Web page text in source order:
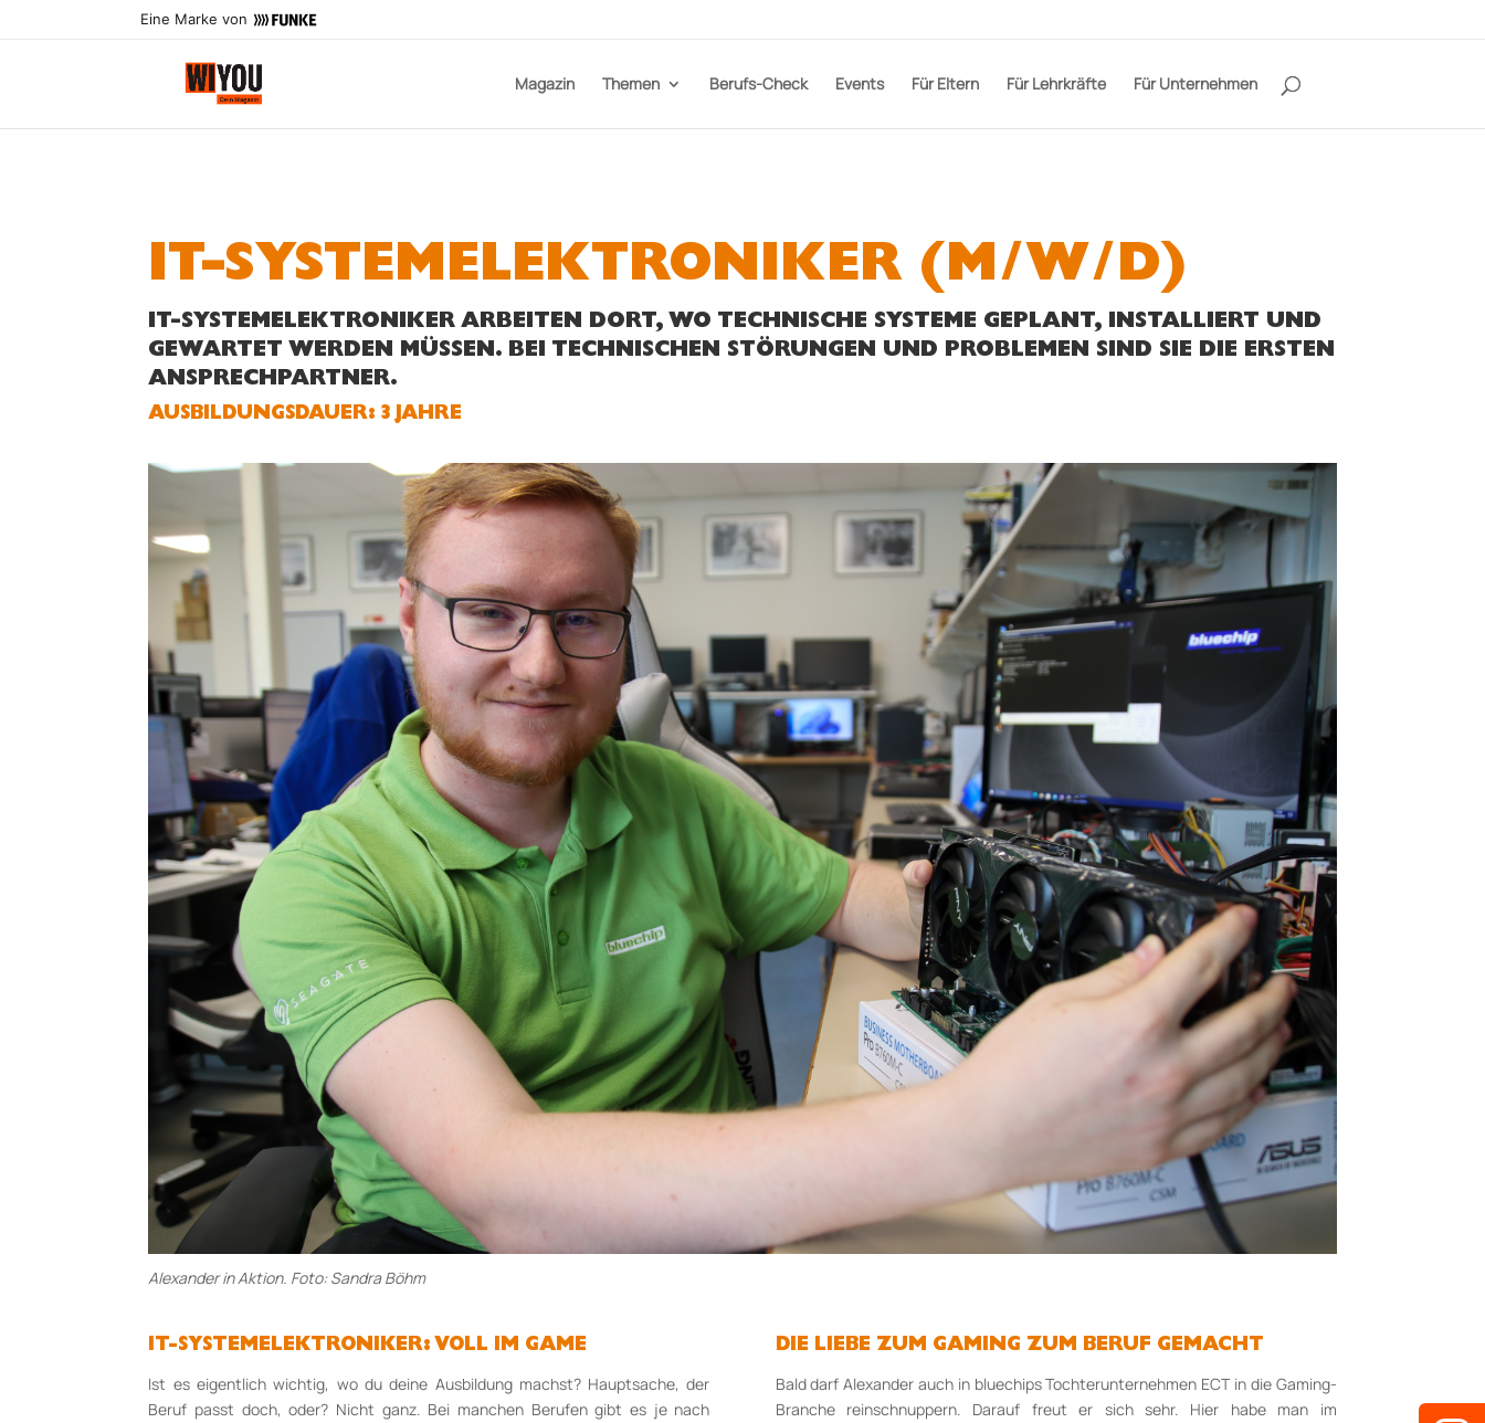
Eine Marke von
Magazin Themen Berufs-Check Events Für Eltern Für Lehrkräfte Für Unternehmen
IT-SYSTEMELEKTRONIKER (M/W/D)
IT-­SYSTEMELEKTRONIKER ARBEITEN DORT, WO TECHNISCHE SYSTEME GEPLANT, INSTALLIERT UND
GEWARTET WERDEN MÜSSEN. BEI TECHNISCHEN STÖRUNGEN UND PROBLEMEN SIND SIE DIE ERSTEN
ANSPRECHPARTNER.
AUS­BILDUNGS­DAUER: 3 JAHRE
Alexander in Aktion. Foto: Sandra Böhm
IT-SYSTEMELEKTRONIKER: VOLL IM GAME
Ist es eigentlich wichtig, wo du deine Ausbildung machst? Hauptsache, der
Beruf passt doch, oder? Nicht ganz. Bei manchen Berufen gibt es je nach
DIE LIEBE ZUM GAMING ZUM BERUF GEMACHT
Bald darf Alexander auch in bluechips Tochterunternehmen ECT in die Gaming-
Branche reinschnuppern. Darauf freut er sich sehr. Hier habe man im